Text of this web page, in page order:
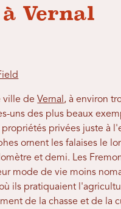
Vernal
ville deVernal , à environ
uns des plus beaux
privées juste à
ornent les falaises le
et demi. Les
mode de vie moins
ils pratiquaient
de la chasse et de la